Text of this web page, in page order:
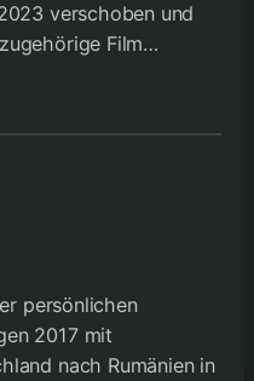
verschoben und
Film…
persönlichen
2017 mit
nach Rumänien in